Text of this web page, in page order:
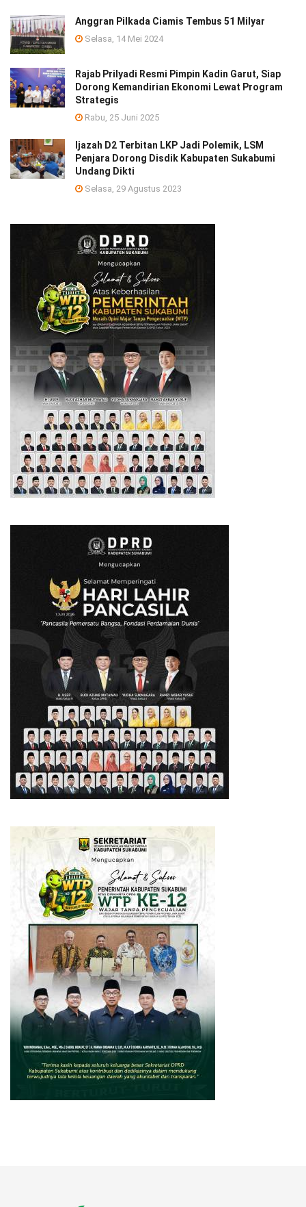
Anggran Pilkada Ciamis Tembus 51 Milyar
Selasa, 14 Mei 2024
Rajab Prilyadi Resmi Pimpin Kadin Garut, Siap
Dorong Kemandirian Ekonomi Lewat Program
Strategis
Rabu, 25 Juni 2025
Ijazah D2 Terbitan LKP Jadi Polemik, LSM
Penjara Dorong Disdik Kabupaten Sukabumi
Undang Dikti
Selasa, 29 Agustus 2023